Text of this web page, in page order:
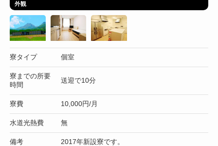
外観
寮タイプ 個室
寮までの所要
時間
送迎で10分
寮費 10,000円/月
水道光熱費 無
備考 2017年新設寮です。